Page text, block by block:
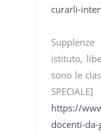
curarli-
istituto,
sono le
SPECIALE]
https://
docenti-